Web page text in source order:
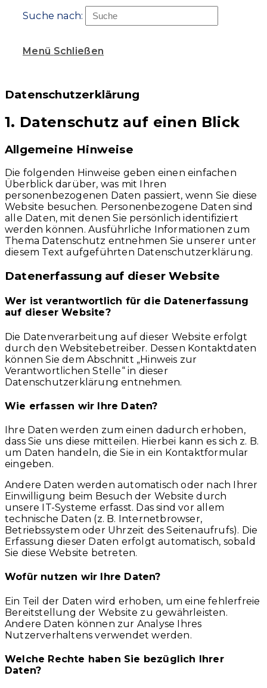
Suche nach:
Menü Schließen
Datenschutz­erklärung
1. Datenschutz auf einen Blick
Allgemeine Hinweise
Die folgenden Hinweise geben einen einfachen
Überblick darüber, was mit Ihren
personenbezogenen Daten passiert, wenn Sie diese
Website besuchen. Personenbezogene Daten sind
alle Daten, mit denen Sie persönlich identifiziert
werden können. Ausführliche Informationen zum
Thema Datenschutz entnehmen Sie unserer unter
diesem Text aufgeführten Datenschutzerklärung.
Datenerfassung auf dieser Website
Wer ist verantwortlich für die Datenerfassung
auf dieser Website?
Die Datenverarbeitung auf dieser Website erfolgt
durch den Websitebetreiber. Dessen Kontaktdaten
können Sie dem Abschnitt „Hinweis zur
Verantwortlichen Stelle“ in dieser
Datenschutzerklärung entnehmen.
Wie erfassen wir Ihre Daten?
Ihre Daten werden zum einen dadurch erhoben,
dass Sie uns diese mitteilen. Hierbei kann es sich z. B.
um Daten handeln, die Sie in ein Kontaktformular
eingeben.
Andere Daten werden automatisch oder nach Ihrer
Einwilligung beim Besuch der Website durch
unsere IT-Systeme erfasst. Das sind vor allem
technische Daten (z. B. Internetbrowser,
Betriebssystem oder Uhrzeit des Seitenaufrufs). Die
Erfassung dieser Daten erfolgt automatisch, sobald
Sie diese Website betreten.
Wofür nutzen wir Ihre Daten?
Ein Teil der Daten wird erhoben, um eine fehlerfreie
Bereitstellung der Website zu gewährleisten.
Andere Daten können zur Analyse Ihres
Nutzerverhaltens verwendet werden.
Welche Rechte haben Sie bezüglich Ihrer
Daten?